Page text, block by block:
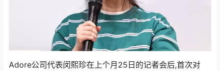
Adore公司代表闵熙珍在上个月25日的记者会后,首次对